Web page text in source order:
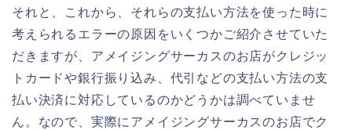
それと、これから、それらの支払い方法を使った時に
考えられるエラーの原因をいくつかご紹介させていた
だきますが、アメイジングサーカスのお店がクレジッ
トカードや銀行振り込み、代引などの支払い方法の支
払い決済に対応しているのかどうかは調べていませ
ん。なので、実際にアメイジングサーカスのお店でク